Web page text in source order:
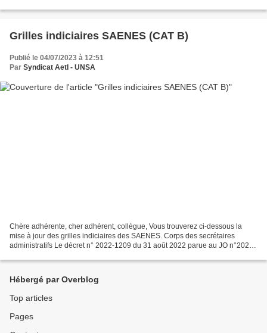
Grilles indiciaires SAENES (CAT B)
Publié le 04/07/2023 à 12:51
Par Syndicat AetI - UNSA
Chère adhérente, cher adhérent, collègue, Vous trouverez ci-dessous la
mise à jour des grilles indiciaires des SAENES. Corps des secrétaires
administratifs Le décret n° 2022-1209 du 31 août 2022 parue au JO n°202
Hébergé par Overblog
Top articles
Pages